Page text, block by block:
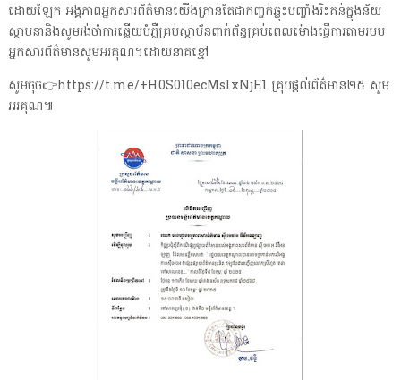
ដោយឡែក អង្គភាពអ្នកសារព័ត៌មានយើងគ្រាន់តែជាកញ្ចក់ឆ្លុះបញ្ចាំងរិះគន់ក្នុងន័យ
ស្ថាបនានិងសូមរង់ចាំការឆ្លើយបំភ្លឺគ្រប់ស្ថាប័នពាក់ព័ន្ធគ្រប់ពេលម៉ោងធ្វើការតាមរបប
អ្នកសារព័ត៌មានសូមអរគុណ។ដោយនាគខ្មៅ
សូមចុច👉https://t.me/+H0S010ecMsIxNjE1 គ្រុបផ្តល់ព័ត៌មាន២៥ សូម
អរគុណ៕